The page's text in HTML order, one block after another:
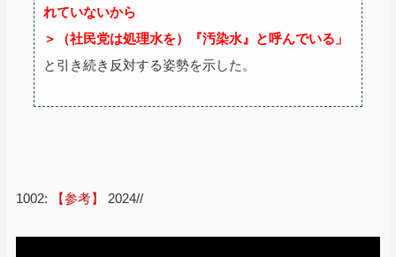
れていないから
＞（社民党は処理水を）『汚染水』と呼んでいる」
と引き続き反対する姿勢を示した。
1002: 【参考】 2024//